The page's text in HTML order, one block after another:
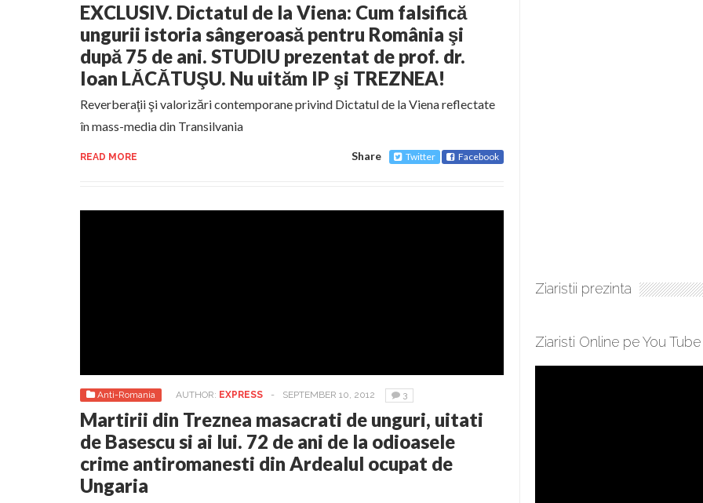
EXCLUSIV. Dictatul de la Viena: Cum falsifică
ungurii istoria sângeroasă pentru România şi
după 75 de ani. STUDIU prezentat de prof. dr.
Ioan LĂCĂTUŞU. Nu uităm IP şi TREZNEA!
Reverberaţii şi valorizări contemporane privind Dictatul de la Viena reflectate
în mass-media din Transilvania
READ MORE Share Twitter Facebook
Anti-Romania AUTHOR: EXPRESS - SEPTEMBER 10, 2012 3
Martirii din Treznea masacrati de unguri, uitati
de Basescu si ai lui. 72 de ani de la odioasele
crime antiromanesti din Ardealul ocupat de
Ungaria
Ziaristii prezinta
Ziaristi Online pe You Tube